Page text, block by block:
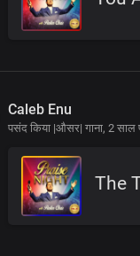
Caleb Enu
पसंद किया |औसर| गाना, 2 साल
The